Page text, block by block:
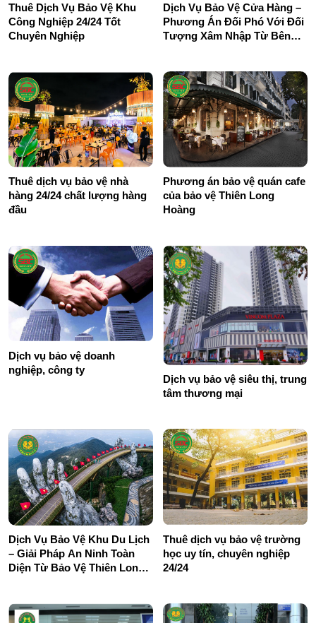
Thuê Dịch Vụ Bảo Vệ Khu
Công Nghiệp 24/24 Tốt
Chuyên Nghiệp
Dịch Vụ Bảo Vệ Cửa Hàng –
Phương Án Đối Phó Với Đối
Tượng Xâm Nhập Từ Bên
Thuê dịch vụ bảo vệ nhà
hàng 24/24 chất lượng hàng
đầu
Phương án bảo vệ quán cafe
của bảo vệ Thiên Long
Hoàng
Dịch vụ bảo vệ doanh
nghiệp, công ty
Dịch vụ bảo vệ siêu thị, trung
tâm thương mại
Dịch Vụ Bảo Vệ Khu Du Lịch
– Giải Pháp An Ninh Toàn
Diện Từ Bảo Vệ Thiên Long
Thuê dịch vụ bảo vệ trường
học uy tín, chuyên nghiệp
24/24